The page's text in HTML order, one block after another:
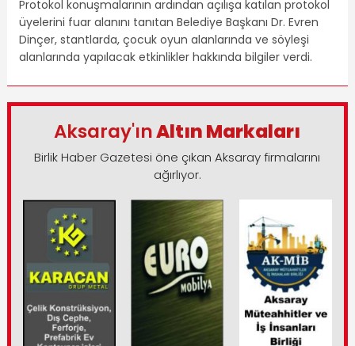
Protokol konuşmalarının ardından açılışa katılan protokol
üyelerini fuar alanını tanıtan Belediye Başkanı Dr. Evren
Dinçer, stantlarda, çocuk oyun alanlarında ve söyleşi
alanlarında yapılacak etkinlikler hakkında bilgiler verdi.
Aksaray'ınAltın Markaları
Birlik Haber Gazetesi öne çıkan Aksaray firmalarını
ağırlıyor.